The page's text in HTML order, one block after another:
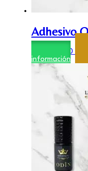
Adhesivo
21.900,00
información